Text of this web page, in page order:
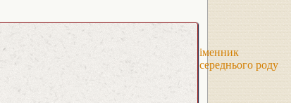
іменник
середнього роду